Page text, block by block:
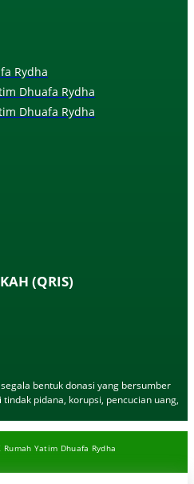
Rydha
Dhuafa Rydha
Dhuafa Rydha
(QRIS)
bentuk donasi yang bersumber
pidana, korupsi, pencucian uang,
Yatim Dhuafa Rydha